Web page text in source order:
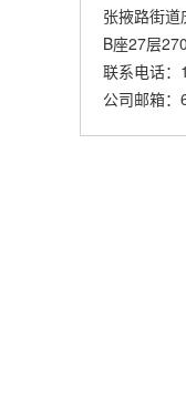
张掖路街
B座27层
联系电话
公司邮箱